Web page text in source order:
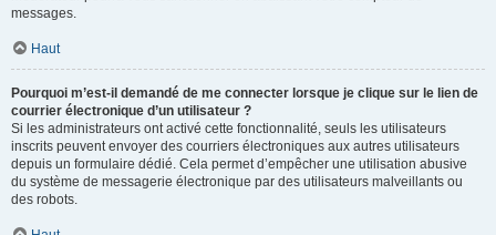
messages.
Haut
Pourquoi m’est-il demandé de me connecter lorsque je clique sur le lien de
courrier électronique d’un utilisateur ?
Si les administrateurs ont activé cette fonctionnalité, seuls les utilisateurs
inscrits peuvent envoyer des courriers électroniques aux autres utilisateurs
depuis un formulaire dédié. Cela permet d’empêcher une utilisation abusive
du système de messagerie électronique par des utilisateurs malveillants ou
des robots.